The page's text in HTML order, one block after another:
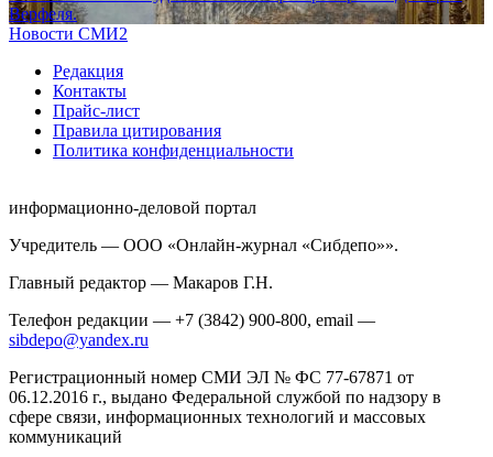
Верфеля.
Новости СМИ2
Редакция
Контакты
Прайс-лист
Правила цитирования
Политика конфиденциальности
информационно-деловой портал
Учредитель — ООО «Онлайн-журнал «Сибдепо»».
Главный редактор — Макаров Г.Н.
Телефон редакции — +7 (3842) 900-800, email —
sibdepo@yandex.ru
Регистрационный номер СМИ ЭЛ № ФС 77-67871 от
06.12.2016 г., выдано Федеральной службой по надзору в
сфере связи, информационных технологий и массовых
коммуникаций